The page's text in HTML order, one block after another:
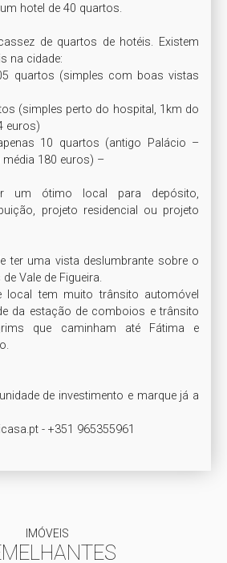
hotel de 40 quartos.
na cidade:
quartos (simples com boas vistas
(simples perto do hospital, 1km do
euros)
10 quartos (antigo Palácio –
180 euros) –
um ótimo local para depósito,
projeto residencial ou projeto
ter uma vista deslumbrante sobre o
Vale de Figueira.
local tem muito trânsito automóvel
da estação de comboios e trânsito
que caminham até Fátima e
de investimento e marque já a
IMÓVEIS